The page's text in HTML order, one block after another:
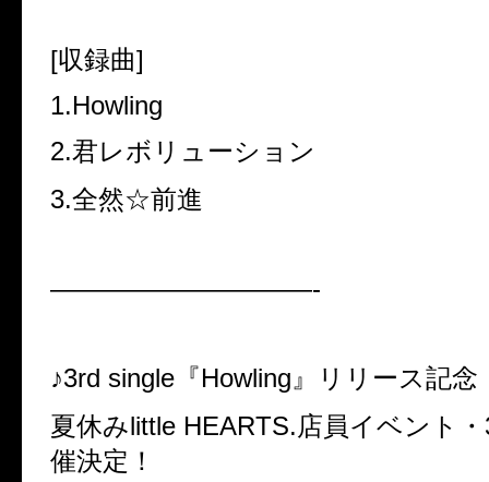
[収録曲]
1.Howling
2.君レボリューション
3.全然☆前進
——————————-
♪3rd single『Howling』リリース記念
夏休みlittle HEARTS.店員イベント
催決定！